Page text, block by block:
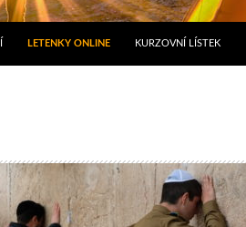
LETENKY ONLINE KURZOVNÍ LÍSTEK